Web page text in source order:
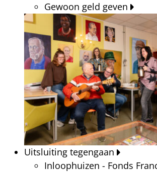
Gewoon geld geven
Uitsluiting tegengaan
Inloophuizen - Fonds